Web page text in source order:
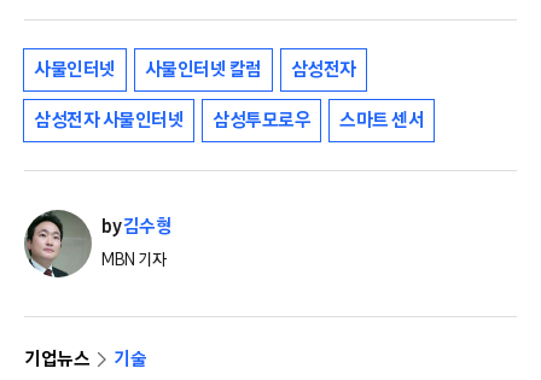
사물인터넷 사물인터넷 칼럼 삼성전자
삼성전자 사물인터넷 삼성투모로우 스마트 센서
by김수형
MBN 기자
기업뉴스
기술